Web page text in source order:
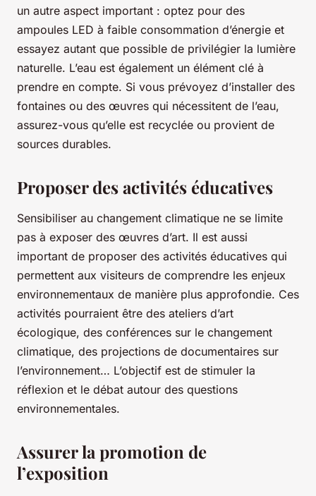
un autre aspect important : optez pour des
ampoules LED à faible consommation d’énergie et
essayez autant que possible de privilégier la lumière
naturelle. L’eau est également un élément clé à
prendre en compte. Si vous prévoyez d’installer des
fontaines ou des œuvres qui nécessitent de l’eau,
assurez-vous qu’elle est recyclée ou provient de
sources durables.
Proposer des activités éducatives
Sensibiliser au changement climatique ne se limite
pas à exposer des œuvres d’art. Il est aussi
important de proposer des activités éducatives qui
permettent aux visiteurs de comprendre les enjeux
environnementaux de manière plus approfondie. Ces
activités pourraient être des ateliers d’art
écologique, des conférences sur le changement
climatique, des projections de documentaires sur
l’environnement… L’objectif est de stimuler la
réflexion et le débat autour des questions
environnementales.
Assurer la promotion de
l’exposition